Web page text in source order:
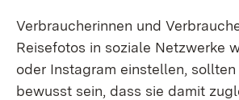
Verbraucherinnen und
Reisefotos in soziale Netzwerke
oder Instagram einstellen,
bewusst sein, dass sie damit